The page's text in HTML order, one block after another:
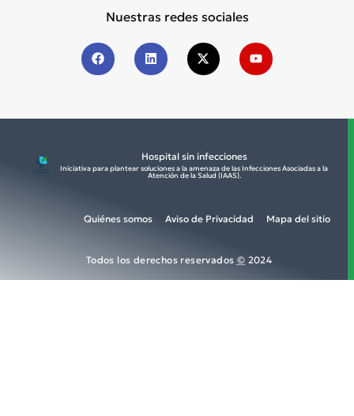
Nuestras redes sociales
Hospital sin infecciones
Iniciativa para plantear soluciones a la amenaza de las Infecciones Asociadas a la
Atención de la Salud (IAAS).​
Quiénes somos Aviso de Privacidad Mapa del sitio
Todos los derechos reservados © 2024